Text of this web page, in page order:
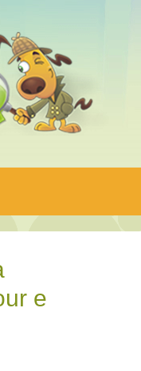
e